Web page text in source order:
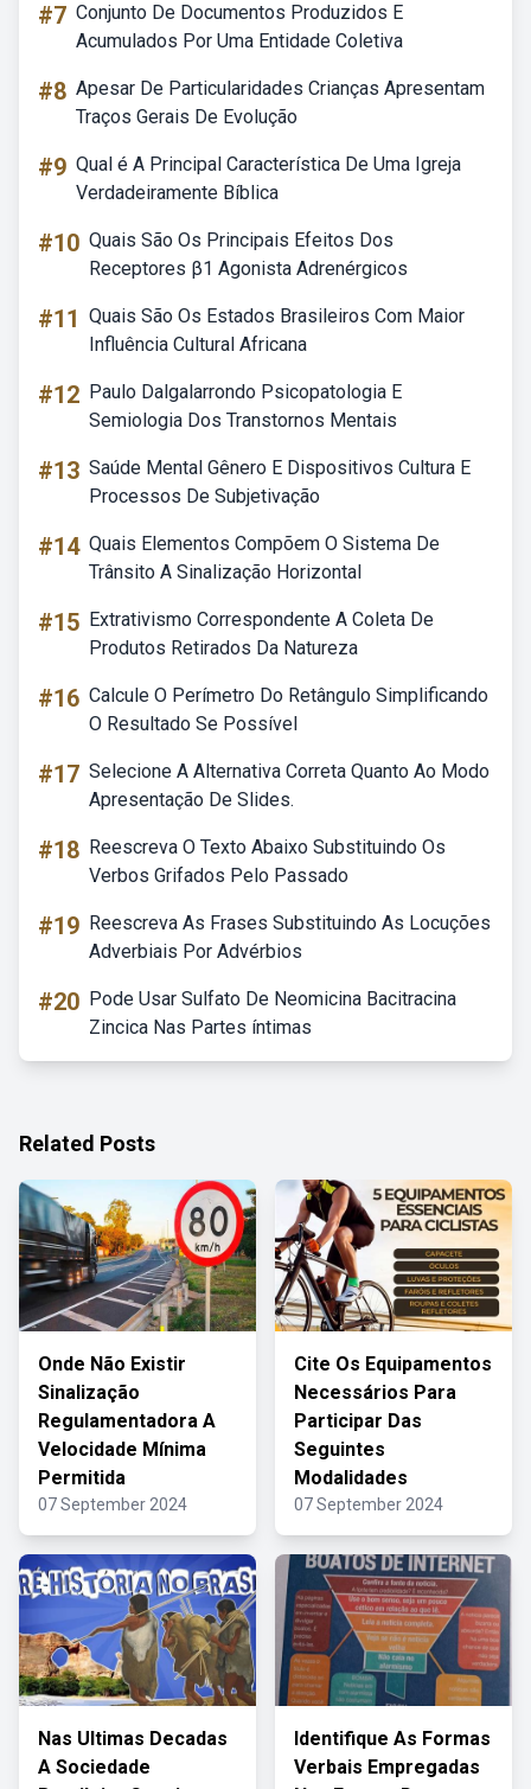
#7 Conjunto De Documentos Produzidos E
Acumulados Por Uma Entidade Coletiva
#8 Apesar De Particularidades Crianças Apresentam
Traços Gerais De Evolução
#9 Qual é A Principal Característica De Uma Igreja
Verdadeiramente Bíblica
#10 Quais São Os Principais Efeitos Dos
Receptores β1 Agonista Adrenérgicos
#11 Quais São Os Estados Brasileiros Com Maior
Influência Cultural Africana
#12 Paulo Dalgalarrondo Psicopatologia E
Semiologia Dos Transtornos Mentais
#13 Saúde Mental Gênero E Dispositivos Cultura E
Processos De Subjetivação
#14 Quais Elementos Compõem O Sistema De
Trânsito A Sinalização Horizontal
#15 Extrativismo Correspondente A Coleta De
Produtos Retirados Da Natureza
#16 Calcule O Perímetro Do Retângulo Simplificando
O Resultado Se Possível
#17 Selecione A Alternativa Correta Quanto Ao Modo
Apresentação De Slides.
#18 Reescreva O Texto Abaixo Substituindo Os
Verbos Grifados Pelo Passado
#19 Reescreva As Frases Substituindo As Locuções
Adverbiais Por Advérbios
#20 Pode Usar Sulfato De Neomicina Bacitracina
Zincica Nas Partes íntimas
Related Posts
Onde Não Existir
Sinalização
Regulamentadora A
Velocidade Mínima
Permitida
07 September 2024
Cite Os Equipamentos
Necessários Para
Participar Das
Seguintes
Modalidades
07 September 2024
Nas Ultimas Decadas
A Sociedade
Identifique As Formas
Verbais Empregadas